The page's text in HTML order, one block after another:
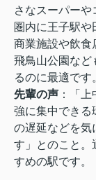
さなスーパー
圏内に王子駅
商業施設や飲食
飛鳥山公園など
るのに最適です
先輩の声 ：「
強に集中できる
の遅延などを気
す」とのこと。
すめの駅です。